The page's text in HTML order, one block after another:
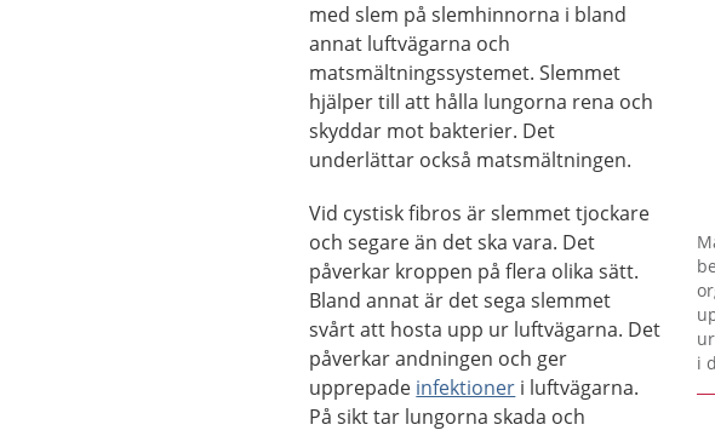
i
med slem på slemhinnorna i bland
annat luftvägarna och
matsmältningssystemet. Slemmet
hjälper till att hålla lungorna rena och
skyddar mot bakterier. Det
underlättar också matsmältningen.
Vid cystisk fibros är slemmet tjockare
och segare än det ska vara. Det
påverkar kroppen på flera olika sätt.
Bland annat är det sega slemmet
svårt att hosta upp ur luftvägarna. Det
påverkar andningen och ger
upprepade infektioner i luftvägarna.
På sikt tar lungorna skada och